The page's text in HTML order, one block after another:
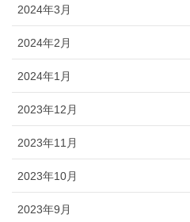
2024年3月
2024年2月
2024年1月
2023年12月
2023年11月
2023年10月
2023年9月